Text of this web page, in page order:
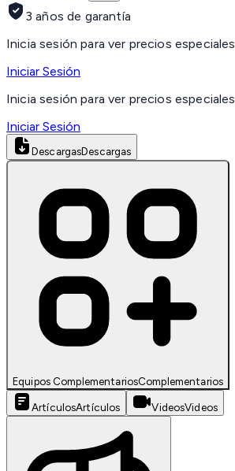
3 años de garantía
Inicia sesión para ver precios especiales
Iniciar Sesión
Inicia sesión para ver precios especiales
Iniciar Sesión
DescargasDescargas
Equipos ComplementariosComplementarios
ArtículosArtículos VideosVideos